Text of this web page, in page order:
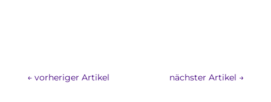
← vorheriger Artikel nächster Artikel →